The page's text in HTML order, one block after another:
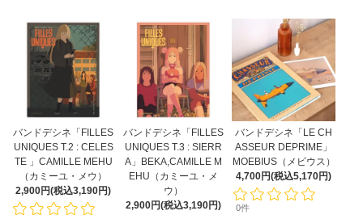
バンドデシネ「FILLES
UNIQUES T.2 : CELES
TE 」CAMILLE MEHU
（カミーユ・メウ）
2,900円(税込3,190円)
バンドデシネ「FILLES
UNIQUES T.3 : SIERR
A」BEKA,CAMILLE M
EHU（カミーユ・メ
ウ）
2,900円(税込3,190円)
バンドデシネ「LE CH
ASSEUR DEPRIME」
MOEBIUS（メビウス）
4,700円(税込5,170円)
0件